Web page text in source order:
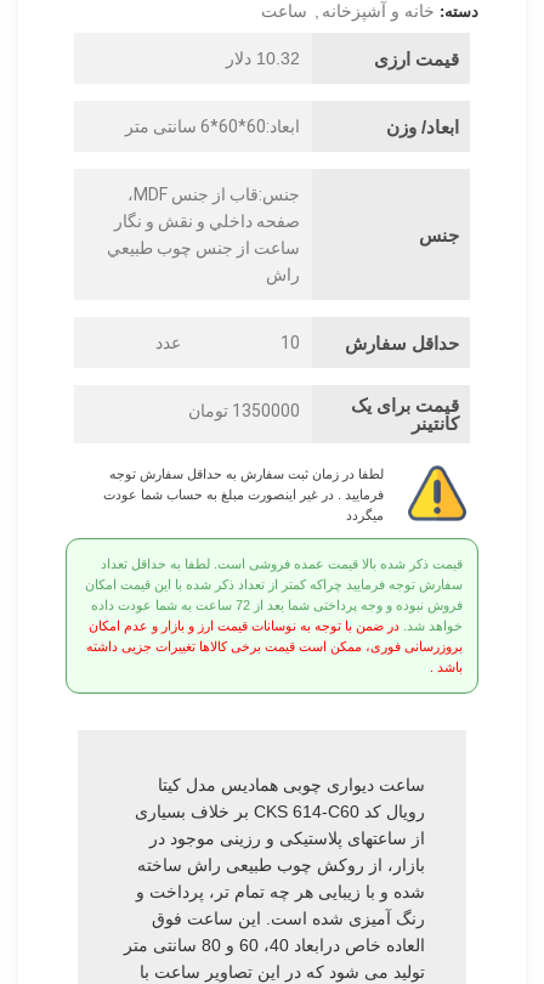
دسته: خانه و آشپزخانه , ساعت
قیمت ارزی 10.32 دلار
ابعاد/ وزن ابعاد:60*60*6 سانتی متر
جنس
جنس:قاب از جنس MDF،
صفحه داخلي و نقش و نگار
ساعت از جنس چوب طبيعي
راش
حداقل سفارش 10 عدد
قیمت برای یک
کانتینر
1350000 تومان
لطفا در زمان ثبت سفارش به حداقل سفارش توجه
فرمایید . در غیر اینصورت مبلغ به حساب شما عودت
میگردد
قیمت ذکر شده بالا قیمت عمده فروشی است. لطفا به حداقل تعداد
سفارش توجه فرمایید چراکه کمتر از تعداد ذکر شده با این قیمت امکان
فروش نبوده و وجه پرداختی شما بعد از 72 ساعت به شما عودت داده
خواهد شد. در ضمن با توجه به نوسانات قیمت ارز و بازار و عدم امکان
بروزرسانی فوری، ممکن است قیمت برخی کالاها تغییرات جزیی داشته
باشد .
ساعت دیواری چوبی همادیس مدل کیتا
رویال کد CKS 614-C60 بر خلاف بسیاری
از ساعتهای پلاستیکی و رزینی موجود در
بازار، از روکش چوب طبیعی راش ساخته
شده و با زیبایی هر چه تمام تر، پرداخت و
رنگ آمیزی شده است. این ساعت فوق
العاده خاص درابعاد 40، 60 و 80 سانتی متر
تولید می شود که در این تصاویر ساعت با